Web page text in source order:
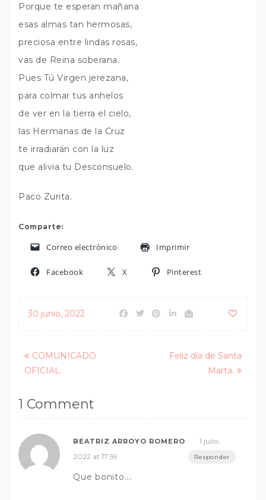
Porque te esperan mañana
esas almas tan hermosas,
preciosa entre lindas rosas,
vas de Reina soberana.
Pues Tú Virgen jerezana,
para colmar tus anhelos
de ver en la tierra el cielo,
las Hermanas de la Cruz
te irradiarán con la luz
que alivia tu Desconsuelo.
Paco Zurita.
Comparte:
Correo electrónico Imprimir
Facebook X Pinterest
30 junio, 2022
Posts
navigation
COMUNICADO
OFICIAL.
Feliz día de Santa
Marta.
1 Comment
BEATRIZ ARROYO ROMERO
1 julio,
2022 at 17:59
Responder
Que bonito….